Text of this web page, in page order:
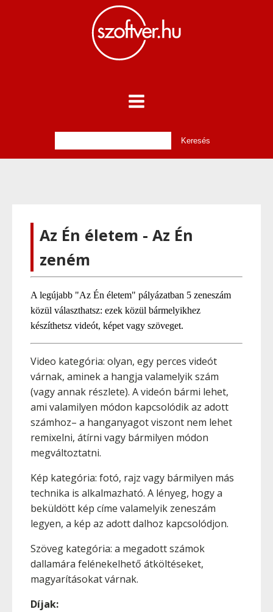
Az Én életem - Az Én
zeném
A legújabb "Az Én életem" pályázatban 5 zeneszám
közül választhatsz: ezek közül bármelyikhez
készíthetsz videót, képet vagy szöveget.
Video kategória: olyan, egy perces videót
várnak, aminek a hangja valamelyik szám
(vagy annak részlete). A videón bármi lehet,
ami valamilyen módon kapcsolódik az adott
számhoz– a hanganyagot viszont nem lehet
remixelni, átírni vagy bármilyen módon
megváltoztatni.
Kép kategória: fotó, rajz vagy bármilyen más
technika is alkalmazható. A lényeg, hogy a
beküldött kép címe valamelyik zeneszám
legyen, a kép az adott dalhoz kapcsolódjon.
Szöveg kategória: a megadott számok
dallamára felénekelhető átköltéseket,
magyarításokat várnak.
Díjak: